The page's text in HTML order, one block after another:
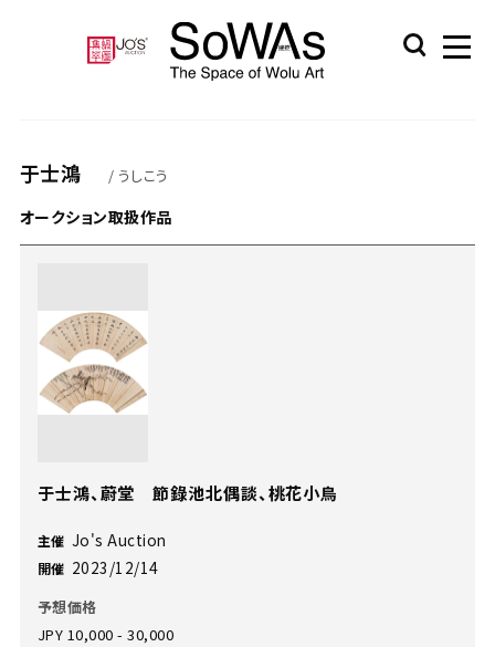
于士鴻 / うしこう
オークション取扱作品
于士鴻、蔚堂 節錄池北偶談、桃花小鳥
主催 Jo's Auction
開催 2023/12/14
予想価格
JPY 10,000 - 30,000